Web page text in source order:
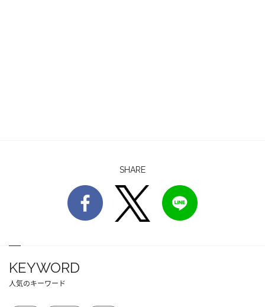
SHARE
KEYWORD
人気のキーワード